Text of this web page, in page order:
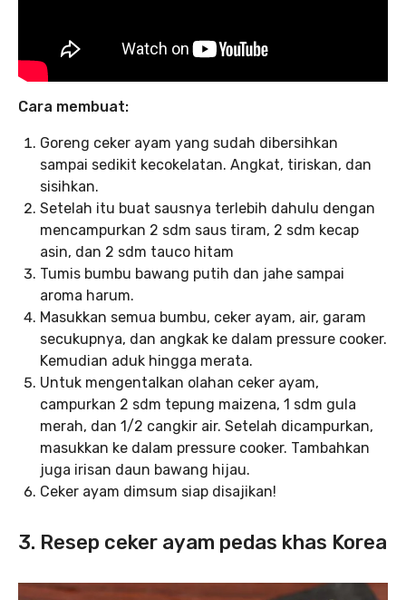
Cara membuat:
Goreng ceker ayam yang sudah dibersihkan
sampai sedikit kecokelatan. Angkat, tiriskan, dan
sisihkan.
Setelah itu buat sausnya terlebih dahulu dengan
mencampurkan 2 sdm saus tiram, 2 sdm kecap
asin, dan 2 sdm tauco hitam
Tumis bumbu bawang putih dan jahe sampai
aroma harum.
Masukkan semua bumbu, ceker ayam, air, garam
secukupnya, dan angkak ke dalam pressure cooker.
Kemudian aduk hingga merata.
Untuk mengentalkan olahan ceker ayam,
campurkan 2 sdm tepung maizena, 1 sdm gula
merah, dan 1/2 cangkir air. Setelah dicampurkan,
masukkan ke dalam pressure cooker. Tambahkan
juga irisan daun bawang hijau.
Ceker ayam dimsum siap disajikan!
3. Resep ceker ayam pedas khas Korea